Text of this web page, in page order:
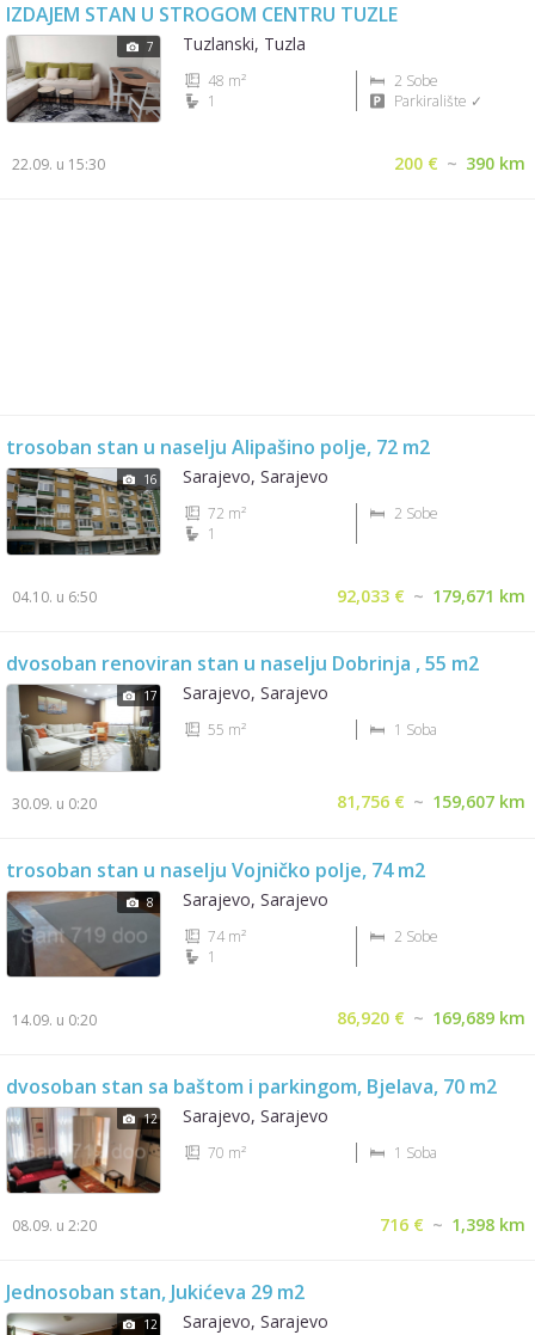
IZDAJEM STAN U STROGOM CENTRU TUZLE
7 Tuzlanski, Tuzla
48 m²
2 Sobe
1
Parkiralište ✓
200 € ~ 390 km
22.09. u 15:30
trosoban stan u naselju Alipašino polje, 72 m2
16 Sarajevo, Sarajevo
72 m²
2 Sobe
1
92,033 € ~ 179,671 km
04.10. u 6:50
dvosoban renoviran stan u naselju Dobrinja , 55 m2
17 Sarajevo, Sarajevo
55 m² 1 Soba
81,756 € ~ 159,607 km
30.09. u 0:20
trosoban stan u naselju Vojničko polje, 74 m2
8 Sarajevo, Sarajevo
74 m²
2 Sobe
1
86,920 € ~ 169,689 km
14.09. u 0:20
dvosoban stan sa baštom i parkingom, Bjelava, 70 m2
12 Sarajevo, Sarajevo
70 m² 1 Soba
716 € ~ 1,398 km
08.09. u 2:20
Jednosoban stan, Jukićeva 29 m2
12 Sarajevo, Sarajevo